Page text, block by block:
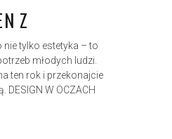
Z
nie tylko estetyka – to
młodych ludzi.
ten rok i przekonajcie
DESIGN W OCZACH